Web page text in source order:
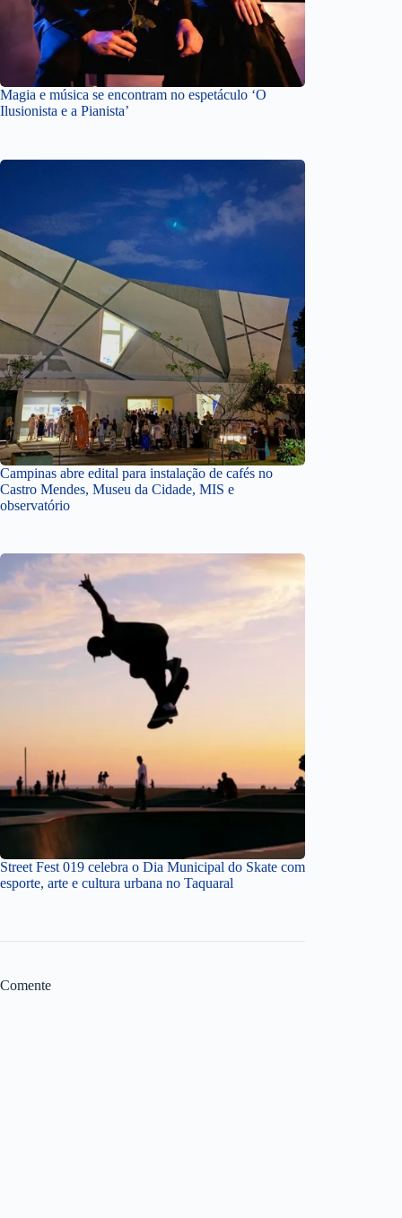
Magia e música se encontram no espetáculo ‘O
Ilusionista e a Pianista’
Campinas abre edital para instalação de cafés no
Castro Mendes, Museu da Cidade, MIS e
observatório
Street Fest 019 celebra o Dia Municipal do Skate com
esporte, arte e cultura urbana no Taquaral
Comente